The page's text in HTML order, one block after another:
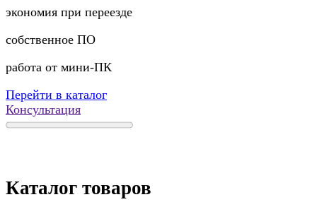
экономия при переезде
собственное ПО
работа от мини-ПК
Перейти в каталог
Консультация
Каталог товаров